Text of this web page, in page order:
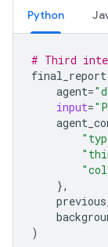
Python
# Third
final_report
agent=
input=
},
)